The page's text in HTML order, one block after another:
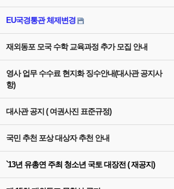
EU국경통관 체제변경
재외동포 모국 수학 교육과정 추가 모집 안내
영사 업무 수수료 현지화 징수안내(대사관 공지사
항)
대사관 공지 ( 여권사진 표준규정)
국민 추천 포상 대상자 추천 안내
`13년 유총연 주최 청소년 국토 대장전 ( 재공지)